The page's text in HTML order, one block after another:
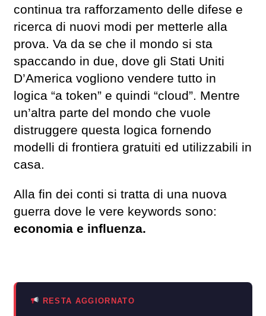
continua tra rafforzamento delle difese e
ricerca di nuovi modi per metterle alla
prova. Va da se che il mondo si sta
spaccando in due, dove gli Stati Uniti
D’America vogliono vendere tutto in
logica “a token” e quindi “cloud”. Mentre
un’altra parte del mondo che vuole
distruggere questa logica fornendo
modelli di frontiera gratuiti ed utilizzabili in
casa.
Alla fin dei conti si tratta di una nuova
guerra dove le vere keywords sono:
economia e influenza.
RESTA AGGIORNATO